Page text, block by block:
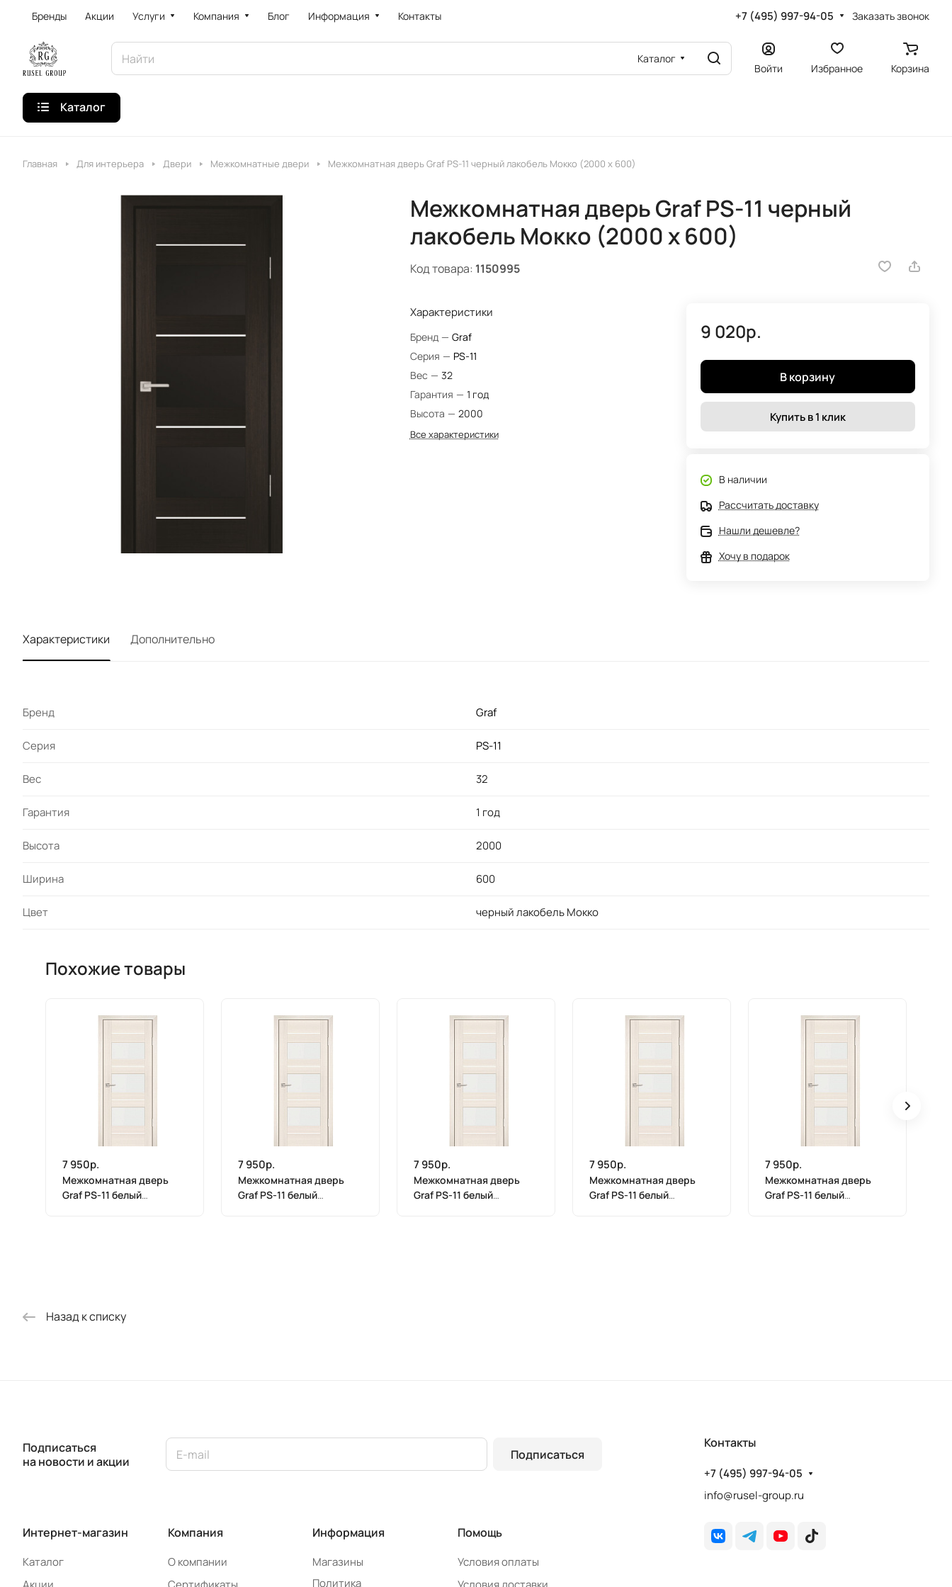
Бренды Акции Услуги Компания Блог Информация Контакты +7 (495) 997-94-05 Заказать звонок
Каталог
Войти Избранное Корзина
Каталог
Главная Для интерьера Двери Межкомнатные двери Межкомнатная дверь Graf PS-11 черный лакобель Мокко (2000 х 600)
Межкомнатная дверь Graf PS-11 черный
лакобель Мокко (2000 х 600)
Код товара: 1150995
Характеристики
Бренд — Graf
Серия — PS-11
Вес — 32
Гарантия — 1 год
Высота — 2000
Все характеристики
9 020р.
В корзину
Купить в 1 клик
В наличии
Рассчитать доставку
Нашли дешевле?
Хочу в подарок
Характеристики Дополнительно
Бренд Graf
Серия PS-11
Вес 32
Гарантия 1 год
Высота 2000
Ширина 600
Цвет черный лакобель Мокко
Похожие товары
7 950р.
Межкомнатная дверь
Graf PS-11 белый
7 950р.
Межкомнатная дверь
Graf PS-11 белый
7 950р.
Межкомнатная дверь
Graf PS-11 белый
7 950р.
Межкомнатная дверь
Graf PS-11 белый
7 950р.
Межкомнатная дверь
Graf PS-11 белый
Назад к списку
Подписаться
на новости и акции
Подписаться
Интернет-магазин
Каталог
Компания
О компании
Информация
Магазины
Политика
Помощь
Условия оплаты
Контакты
+7 (495) 997-94-05
info@rusel-group.ru